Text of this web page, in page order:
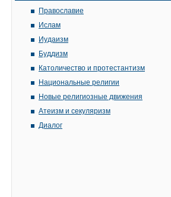
Православие
Ислам
Иудаизм
Буддизм
Католичество и протестантизм
Национальные религии
Новые религиозные движения
Атеизм и секуляризм
Диалог